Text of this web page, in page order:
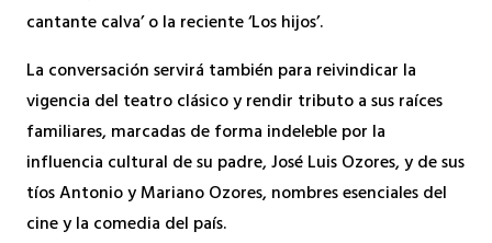
cantante calva’ o la reciente ‘Los hijos’.
La conversación servirá también para reivindicar la
vigencia del teatro clásico y rendir tributo a sus raíces
familiares, marcadas de forma indeleble por la
influencia cultural de su padre, José Luis Ozores, y de sus
tíos Antonio y Mariano Ozores, nombres esenciales del
cine y la comedia del país.